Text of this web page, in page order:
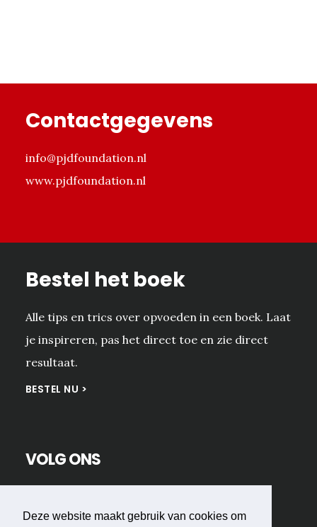
Deze website maakt gebruik van cookies om
Contactgegevens
info@pjdfoundation.nl
www.pjdfoundation.nl
Bestel het boek
Alle tips en trics over opvoeden in een boek. Laat
je inspireren, pas het direct toe en zie direct
resultaat.
BESTEL NU >
VOLG ONS